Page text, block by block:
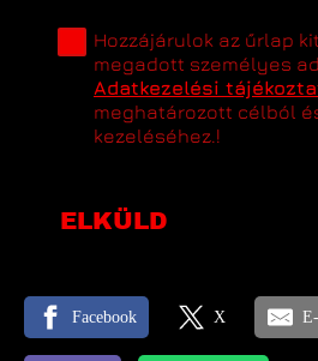
Hozzájárulok az űrlap
megadott személyes
Adatkezelési
meghatározott célból
kezeléséhez.!
ELKÜLD
Facebook X